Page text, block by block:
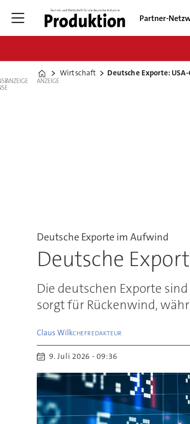
Partner-
Home
Wirtschaft Deutsche Exporte:
ANZEIGE ANZEIGE
Deutsche Exporte im Aufwind
Deutsche
Die deutschen Exporte
sorgt für Rückenwind,
Claus WilkCHEFREDAKTEUR
9. Juli 2026 - 09:36